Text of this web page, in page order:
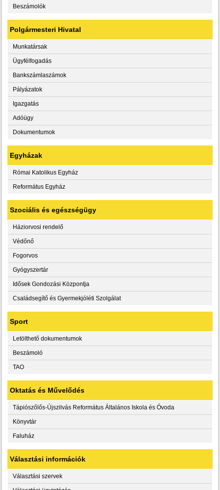
Beszámolók
Polgármesteri Hivatal
Munkatársak
Ügyfélfogadás
Bankszámlaszámok
Pályázatok
Igazgatás
Adóügy
Dokumentumok
Egyházak
Római Katolikus Egyház
Református Egyház
Szociális és egészségügy
Háziorvosi rendelő
Védőnő
Fogorvos
Gyógyszertár
Idősek Gondozási Központja
Családsegítő és Gyermekjóléti Szolgálat
Sport
Letölthető dokumentumok
Beszámoló
TAO
Oktatás és Művelődés
Tápiószőlős-Újszilvás Református Általános Iskola és Óvoda
Könyvtár
Faluház
Választási információk
Választási szervek